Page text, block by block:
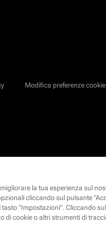
Modifica preferenze cookie